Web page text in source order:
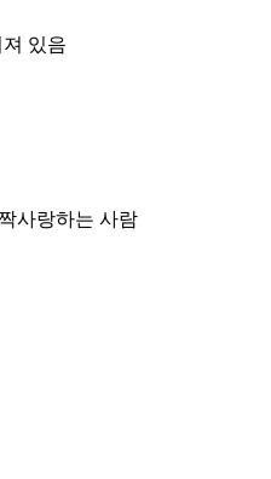
있음
사랑하는 사람